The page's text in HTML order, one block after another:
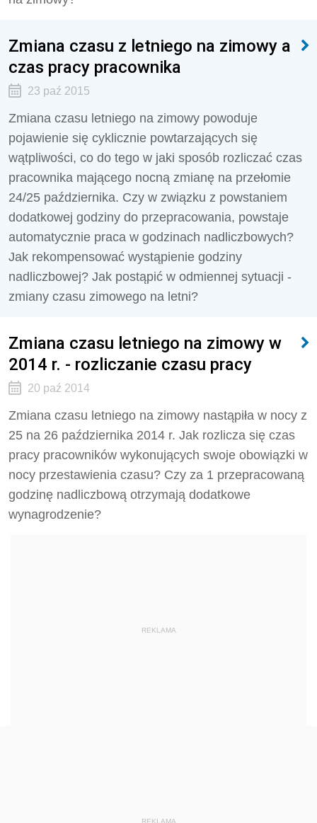
Zmiana czasu z letniego na zimowy a
czas pracy pracownika
23 paź 2015
Zmiana czasu letniego na zimowy powoduje
pojawienie się cyklicznie powtarzających się
wątpliwości, co do tego w jaki sposób rozliczać czas
pracownika mającego nocną zmianę na przełomie
24/25 października. Czy w związku z powstaniem
dodatkowej godziny do przepracowania, powstaje
automatycznie praca w godzinach nadliczbowych?
Jak rekompensować wystąpienie godziny
nadliczbowej? Jak postąpić w odmiennej sytuacji -
zmiany czasu zimowego na letni?
Zmiana czasu letniego na zimowy w
2014 r. - rozliczanie czasu pracy
20 paź 2014
Zmiana czasu letniego na zimowy nastąpiła w nocy z
25 na 26 października 2014 r. Jak rozlicza się czas
pracy pracowników wykonujących swoje obowiązki w
nocy przestawienia czasu? Czy za 1 przepracowaną
godzinę nadliczbową otrzymają dodatkowe
wynagrodzenie?
REKLAMA
REKLAMA